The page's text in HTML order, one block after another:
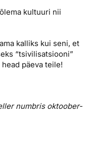
kultuuri nii
kalliks kui seni, et
“tsivilisatsiooni”
päeva teile!
numbris oktoober-